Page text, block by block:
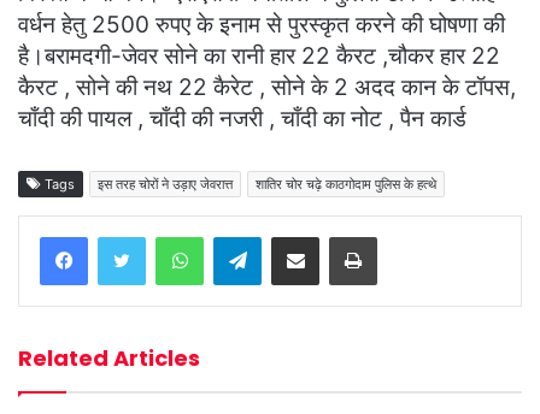
वर्धन हेतु 2500 रुपए के इनाम से पुरस्कृत करने की घोषणा की
है।बरामदगी-जेवर सोने का रानी हार 22 कैरट ,चौकर हार 22
कैरट , सोने की नथ 22 कैरेट , सोने के 2 अदद कान के टॉपस,
चाँदी की पायल , चाँदी की नजरी , चाँदी का नोट , पैन कार्ड
Tags इस तरह चोरों ने उड़ाए जेवरात्त शातिर चोर चढ़े काठगोदाम पुलिस के हत्थे
WhatsAppTelegramShare via Email Print
Related Articles